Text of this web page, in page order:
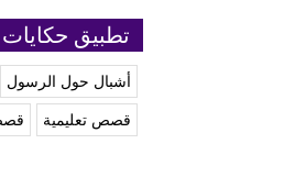
تطبيق حكايات
أشبال حول الرسول
قصص تعليمية